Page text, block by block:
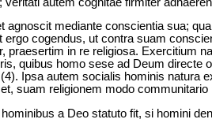
agnoscit mediante conscientia sua;
cogendus, ut contra suam
praesertim in re religiosa. Exercitium
quibus homo sese ad Deum directe
Ipsa autem socialis hominis natura
suam religionem modo communitario
a Deo statuto fit, si homini